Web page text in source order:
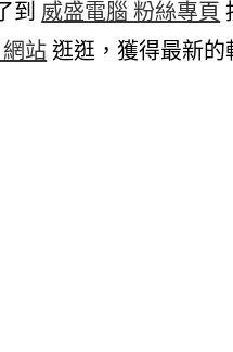
到 威盛電腦 粉絲專頁
站 逛逛，獲得最新的